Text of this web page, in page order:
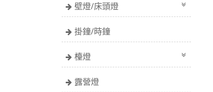
壁燈/床頭燈
掛鐘/時鐘
檯燈
露營燈